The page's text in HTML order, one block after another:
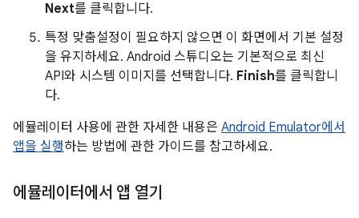
Next를 클릭합니다.
특정 맞춤설정이 필요하지 않으면 이 화면에서 기본 설정
을 유지하세요. Android 스튜디오는 기본적으로 최신
API와 시스템 이미지를 선택합니다. Finish를 클릭합니
다.
에뮬레이터 사용에 관한 자세한 내용은 Android Emulator에서
앱을 실행하는 방법에 관한 가이드를 참고하세요.
에뮬레이터에서 앱 열기